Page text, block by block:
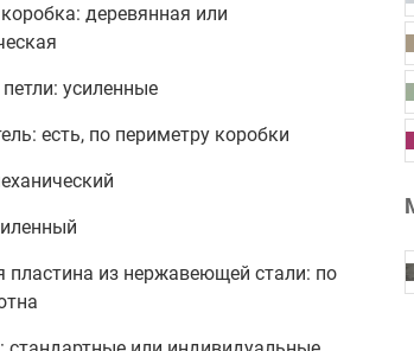
деревянная или
усиленные
есть, по периметру коробки
пластина из нержавеющей стали: по